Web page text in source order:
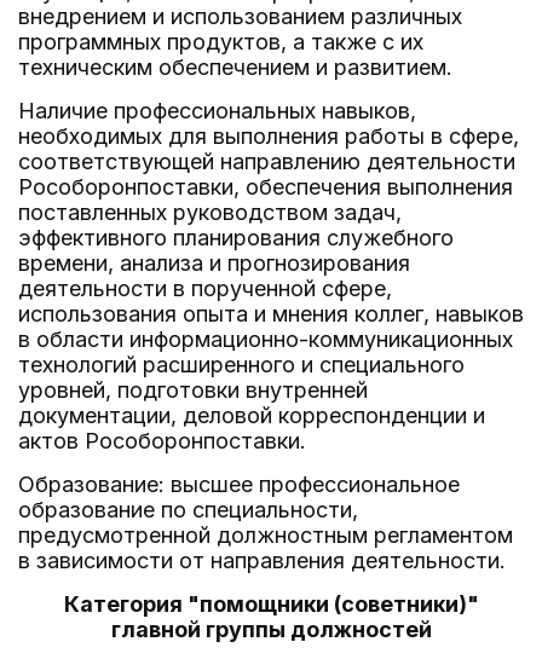
внедрением и использованием различных
программных продуктов, а также с их
техническим обеспечением и развитием.
Наличие профессиональных навыков,
необходимых для выполнения работы в сфере,
соответствующей направлению деятельности
Рособоронпоставки, обеспечения выполнения
поставленных руководством задач,
эффективного планирования служебного
времени, анализа и прогнозирования
деятельности в порученной сфере,
использования опыта и мнения коллег, навыков
в области информационно-коммуникационных
технологий расширенного и специального
уровней, подготовки внутренней
документации, деловой корреспонденции и
актов Рособоронпоставки.
Образование: высшее профессиональное
образование по специальности,
предусмотренной должностным регламентом
в зависимости от направления деятельности.
Категория "помощники (советники)"
главной группы должностей